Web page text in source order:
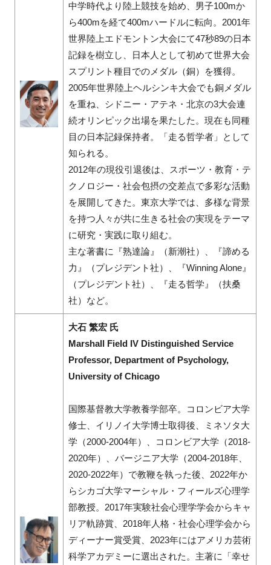
中学時代より陸上競技を始め、男子100mか
ら400mを経て400mハードルに転向。2001年
世界陸上エドモントン大会にて47秒89の日本
記録を樹立し、日本人として初めて世界大会
スプリント種目でのメダル（銅）を獲得。
2005年世界陸上ヘルシンキ大会でも銅メダル
を重ね、シドニー・アテネ・北京の3大会連
続オリンピック出場を果たした。現在も同種
目の日本記録保持者。「走る哲学者」として
知られる。
2012年の現役引退後は、スポーツ・教育・テ
クノロジー・社会包摂の交差点で多彩な活動
を展開してきた。東京大学では、多様な背景
を持つ人々が共に生きる社会の実現をテーマ
に研究・実践に取り組む。
主な著書に『熟達論』（新潮社）、『諦める
力』（プレジデント社）、『Winning Alone』
（プレジデント社）、『走る哲学』（扶桑
社）など。
大石 繁宏 氏
Marshall Field IV Distinguished Service
Professor, Department of Psychology,
University of Chicago
国際基督教大学教養学部卒。コロンビア大学
修士、イリノイ大学博士取得後、ミネソタ大
学（2000-2004年）、コロンビア大学（2018-
2020年）、バージニア大学（2004-2018年、
2020-2022年）で教鞭を執った後、2022年か
らシカゴ大学マーシャル・フィールズ心理学
部教授。2017年実験社会心理学学会からキャ
リア軌跡賞、2018年人格・社会心理学会から
ディーナー賞受賞、2023年にはアメリカ芸術
科学アカデミーに選出された。主著に「幸せ